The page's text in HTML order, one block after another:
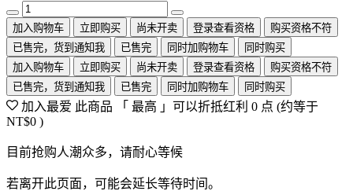
加入购物车 立即购买 尚未开卖 登录查看资格
购买资格不符
已售完，货到通知我
已售完 同时加购物车
同时购买
加入购物车
立即购买 尚未开卖 登录查看资格
购买资格不符
已售完，货到通知我
已售完 同时加购物车 同时购买
加入最爱 此商品 「 最高 」可以折抵红利 0 点 (约等于
NT$0 )
目前抢购人潮众多，请耐心等候
若离开此页面，可能会延长等待时间。